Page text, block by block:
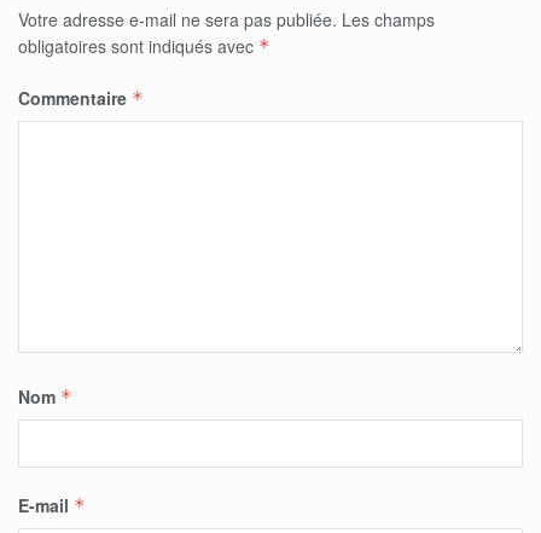
Votre adresse e-mail ne sera pas publiée. Les champs
obligatoires sont indiqués avec *
Commentaire *
Nom *
E-mail *